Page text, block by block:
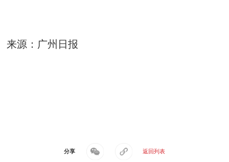
来源：广州日报
分享 返回列表